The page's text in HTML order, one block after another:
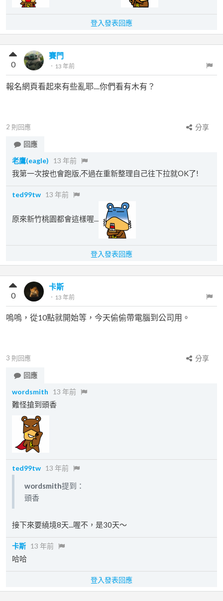
登入發表回應
賽門
． 13 年前
0
報名網頁看起來有些亂耶....你們看有木有？
2 則回應
分享
回應
老鷹(eagle)
13 年前
我第一次按也會跑版,不過在重新整理自己往下拉就OK了!
ted99tw 13 年前
原來新竹桃園都會這樣喔...
登入發表回應
卡斯
． 13 年前
0
嗚嗚，從10點就開始等，今天偷偷帶電腦到公司用。
3 則回應
分享
回應
wordsmith
13 年前
難怪搶到頭香
ted99tw 13 年前
wordsmith提到：
頭香
接下來要繞境8天...喔不，是30天～
卡斯 13 年前
哈哈
登入發表回應